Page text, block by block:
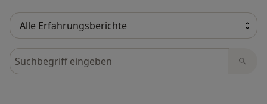
Bewertungen durchsuchen